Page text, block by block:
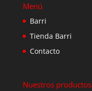
Menú
Barri
Tienda Barri
Contacto
Nuestros productos